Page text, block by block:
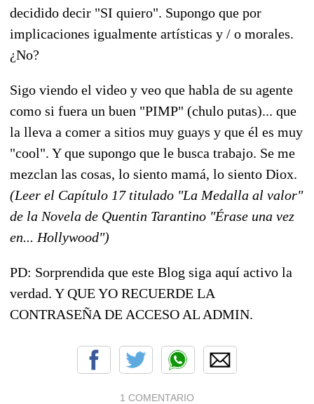
decidido decir "SI quiero". Supongo que por
implicaciones igualmente artísticas y / o morales.
¿No?
Sigo viendo el video y veo que habla de su agente
como si fuera un buen "PIMP" (chulo putas)... que
la lleva a comer a sitios muy guays y que él es muy
"cool". Y que supongo que le busca trabajo. Se me
mezclan las cosas, lo siento mamá, lo siento Diox.
(Leer el Capítulo 17 titulado "La Medalla al valor"
de la Novela de Quentin Tarantino "Érase una vez
en... Hollywood")
PD: Sorprendida que este Blog siga aquí activo la
verdad. Y QUE YO RECUERDE LA
CONTRASEÑA DE ACCESO AL ADMIN.
1 COMENTARIO